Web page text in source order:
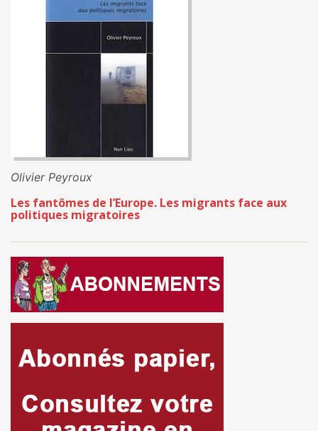
Olivier Peyroux
Les fantômes de l’Europe. Les migrants face aux
politiques migratoires